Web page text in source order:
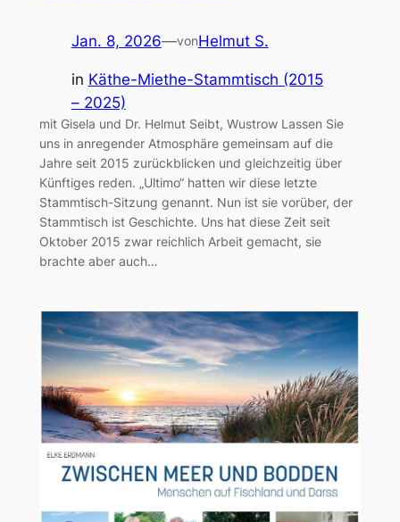
Jan. 8, 2026—vonHelmut S.
in Käthe-Miethe-Stammtisch (2015
– 2025)
mit Gisela und Dr. Helmut Seibt, Wustrow Lassen Sie
uns in anregender Atmosphäre gemeinsam auf die
Jahre seit 2015 zurückblicken und gleichzeitig über
Künftiges reden. „Ultimo“ hatten wir diese letzte
Stammtisch-Sitzung genannt. Nun ist sie vorüber, der
Stammtisch ist Geschichte. Uns hat diese Zeit seit
Oktober 2015 zwar reichlich Arbeit gemacht, sie
brachte aber auch…